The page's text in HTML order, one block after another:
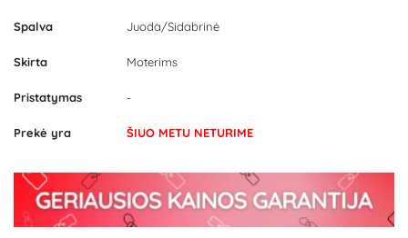
Spalva Juoda/Sidabrinė
Skirta Moterims
Pristatymas -
Prekė yra ŠIUO METU NETURIME